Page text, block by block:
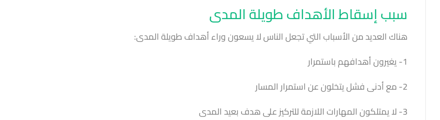
سبب إسقاط الأهداف طويلة المدى
هناك العديد من الأسباب التي تجعل الناس لا يسعون وراء أهداف طويلة المدى:
1- يغيرون أهدافهم باستمرار
2- مع أدنى فشل يتخلون عن استمرار المسار
3- لا يمتلكون المهارات اللازمة للتركيز على هدف بعيد المدى